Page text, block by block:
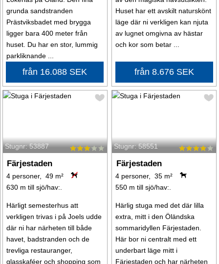
grunda sandstranden
Prästviksbadet med brygga
ligger bara 400 meter från
huset. Du har en stor, lummig
parkliknande ...
från 16.088 SEK
Huset har ett avskilt naturskönt
läge där ni verkligen kan njuta
av lugnet omgivna av hästar
och kor som betar ...
från 8.676 SEK
Stugnr: 53887
Färjestaden
4 personer, 49 m²
630 m till sjö/hav:.
Härligt semesterhus att
verkligen trivas i på Joels udde
där ni har närheten till både
havet, badstranden och de
trevliga restauranger,
glasskaféer och shopping som
Stugnr: 58551
Färjestaden
4 personer, 35 m²
550 m till sjö/hav:.
Härlig stuga med det där lilla
extra, mitt i den Öländska
sommaridyllen Färjestaden.
Här bor ni centralt med ett
underbart läge mitt i
Färjestaden och har närheten